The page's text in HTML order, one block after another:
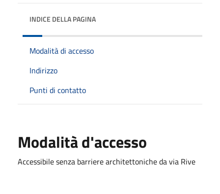
INDICE DELLA PAGINA
Modalità di accesso
Indirizzo
Punti di contatto
Modalità d'accesso
Accessibile senza barriere architettoniche da via Rive